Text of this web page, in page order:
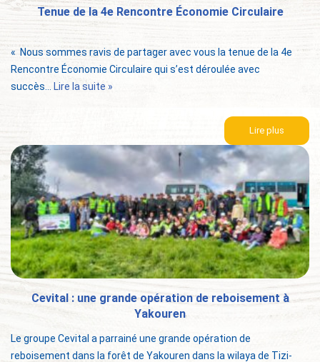
Tenue de la 4e Rencontre Économie Circulaire
« Nous sommes ravis de partager avec vous la tenue de la 4e
Rencontre Économie Circulaire qui s’est déroulée avec
succès… Lire la suite »
Lire plus
Cevital : une grande opération de reboisement à
Yakouren
Le groupe Cevital a parrainé une grande opération de
reboisement dans la forêt de Yakouren dans la wilaya de Tizi-